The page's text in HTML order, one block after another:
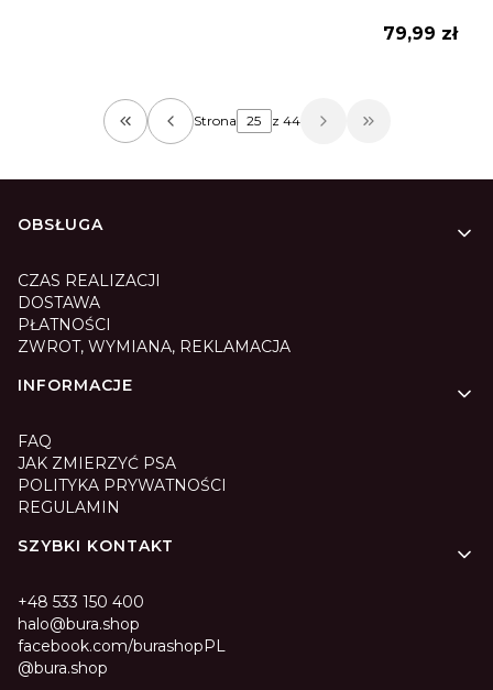
Cena
79,99 zł
Wróć do pierwszej strony z produktami
Strona z 44 Przejdź do
Linki w stopce
OBSŁUGA
CZAS REALIZACJI
DOSTAWA
PŁATNOŚCI
ZWROT, WYMIANA, REKLAMACJA
INFORMACJE
FAQ
JAK ZMIERZYĆ PSA
POLITYKA PRYWATNOŚCI
REGULAMIN
SZYBKI KONTAKT
+48 533 150 400
halo@bura.shop
facebook.com/burashopPL
@bura.shop